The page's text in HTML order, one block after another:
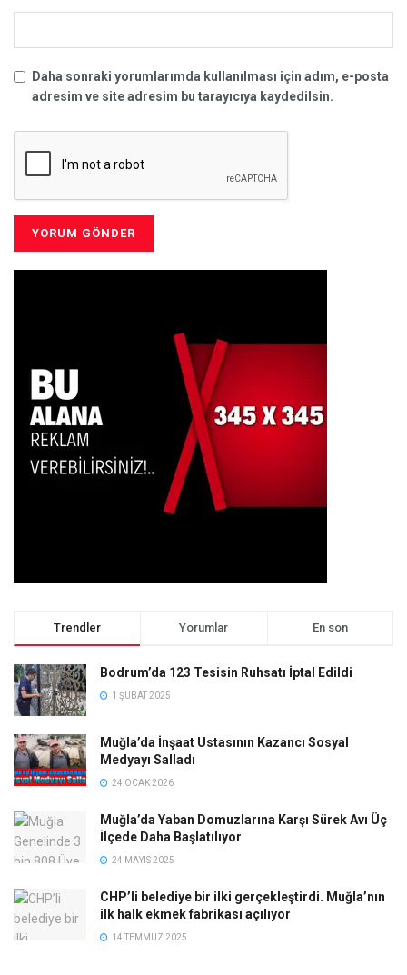
Daha sonraki yorumlarımda kullanılması için adım, e-posta
adresim ve site adresim bu tarayıcıya kaydedilsin.
Trendler Yorumlar En son
Bodrum’da 123 Tesisin Ruhsatı İptal Edildi
1 ŞUBAT 2025
Muğla’da İnşaat Ustasının Kazancı Sosyal
Medyayı Salladı
24 OCAK 2026
Muğla’da Yaban Domuzlarına Karşı Sürek Avı Üç
İlçede Daha Başlatılıyor
24 MAYIS 2025
CHP’li belediye bir ilki gerçekleştirdi. Muğla’nın
ilk halk ekmek fabrikası açılıyor
14 TEMMUZ 2025